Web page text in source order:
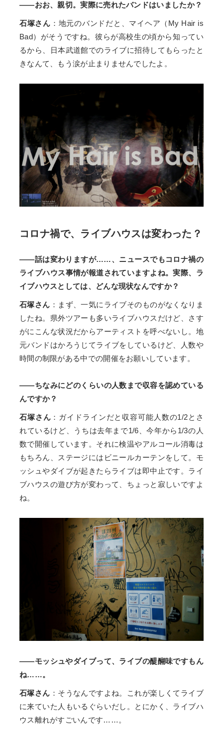
――おお、親切。実際に売れたバンドはいましたか？
石塚さん ：地元のバンドだと、マイヘア（My Hair is
Bad）がそうですね。彼らが高校生の頃から知ってい
るから、日本武道館でのライブに招待してもらったと
きなんて、もう涙が止まりませんでしたよ。
コロナ禍で、ライブハウスは変わった？
――話は変わりますが……、ニュースでもコロナ禍の
ライブハウス事情が報道されていますよね。実際、ラ
イブハウスとしては、どんな現状なんですか？
石塚さん ：まず、一気にライブそのものがなくなりま
したね。県外ツアーも多いライブハウスだけど、さす
がにこんな状況だからアーティストを呼べないし。地
元バンドはかろうじてライブをしているけど、人数や
時間の制限がある中での開催をお願いしています。
――ちなみにどのくらいの人数まで収容を認めている
んですか？
石塚さん ：ガイドラインだと収容可能人数の1/2とさ
れているけど、うちは去年まで1/6、今年から1/3の人
数で開催しています。それに検温やアルコール消毒は
もちろん、ステージにはビニールカーテンをして。モ
ッシュやダイブが起きたらライブは即中止です。ライ
ブハウスの遊び方が変わって、ちょっと寂しいですよ
ね。
――モッシュやダイブって、ライブの醍醐味ですもん
ね……。
石塚さん ：そうなんですよね。これが楽しくてライブ
に来ていた人もいるぐらいだし。とにかく、ライブハ
ウス離れがすごいんです……。